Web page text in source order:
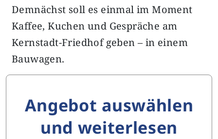
Demnächst soll es einmal im Moment
Kaffee, Kuchen und Gespräche am
Kernstadt-Friedhof geben – in einem
Bauwagen.
Angebot auswählen
und weiterlesen